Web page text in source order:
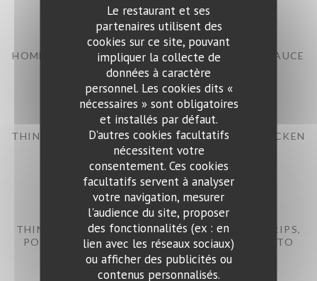
Le restaurant et ses
partenaires utilisent des
cookies sur ce site, pouvant
impliquer la collecte de
données à caractère
personnel. Les cookies dits «
nécessaires » sont obligatoires
et installés par défaut.
D'autres cookies facultatifs
nécessitent votre
consentement. Ces cookies
facultatifs servent à analyser
votre navigation, mesurer
l'audience du site, proposer
des fonctionnalités (ex : en
lien avec les réseaux sociaux)
ou afficher des publicités ou
contenus personnalisés.
24,90 EUR
HOMEMADE TAGLIOLINI IN TRUFFLE BUTTER SAUCE
WITH PIEDMONTESE TRUFFLE
26,90 EUR
THIN RIBBON NOODLES WITH MARINATED CHICKEN
BREAST STRIPS, CREAM SAUCE, PORCINI
MUSHROOMS AND FRESH SAGE
18,90 EUR
THIN RIBBON NOODLES WITH BEEF FILLET STRIPS,
PORCINI MUSHROOMS, LIGHT CHERRY TOMATO
CREAM SAUCE AND PARMESAN
20,90 EUR